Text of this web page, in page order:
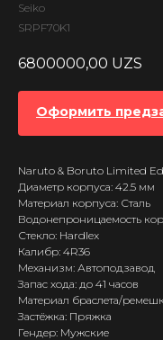
Seiko
SRPF70K1
6800000,00 UZS
Оформить
Naruto & Boruto Limited
Диаметр корпуса: 42.5 мм
Материал корпуса: Сталь
Водонепроницаемость
Стекло: Hardlex
Калибр: 4R36
Механизм: Автоподзавод
Запас хода: до 41 часов
Материал браслета/
Застёжка: Пряжка
Гендер: Мужские